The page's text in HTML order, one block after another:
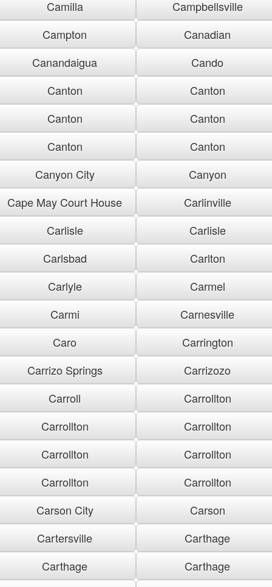
Camilla
Campbellsville
Campton
Canadian
Canandaigua
Cando
Canton
Canton
Canton
Canton
Canton
Canton
Canyon City
Canyon
Cape May Court House
Carlinville
Carlisle
Carlisle
Carlsbad
Carlton
Carlyle
Carmel
Carmi
Carnesville
Caro
Carrington
Carrizo Springs
Carrizozo
Carroll
Carrollton
Carrollton
Carrollton
Carrollton
Carrollton
Carrollton
Carrollton
Carson City
Carson
Cartersville
Carthage
Carthage
Carthage